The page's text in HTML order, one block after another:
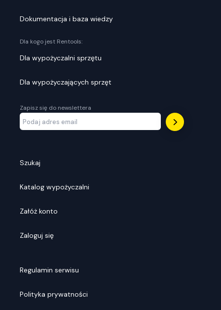
Dokumentacja i baza wiedzy
Dla kogo jest Rentools:
Dla wypożyczalni sprzętu
Dla wypożyczających sprzęt
Zapisz się do newslettera
Szukaj
Katalog wypożyczalni
Załóż konto
Zaloguj się
Regulamin serwisu
Polityka prywatności